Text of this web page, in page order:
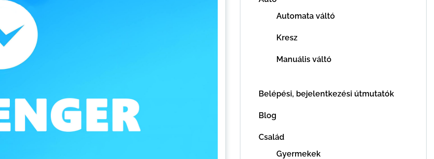
Automata váltó
Kresz
Manuális váltó
Belépési, bejelentkezési útmutatók
Blog
Család
Gyermekek